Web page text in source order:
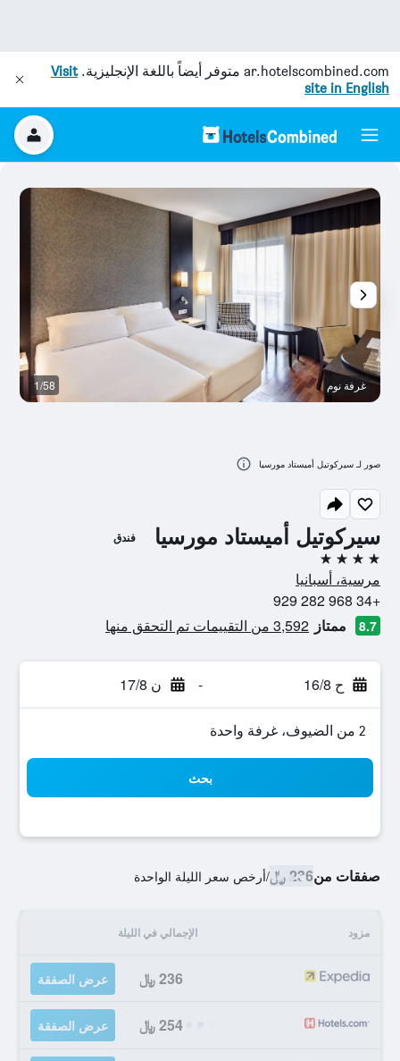
ar.hotelscombined.com متوفر أيضاً باللغة الإنجليزية.Visit
site in English
سيركوتيل أميستاد مورسيا فندق
4 نجوم
مرسية، أسبانيا
+34 968 282 929
8.7 ممتاز 3,592 من التقييمات تم التحقق منها
ح 16/8 - ن 17/8
2 من الضيوف، غرفة واحدة
بحث
صفقات من236 ﷼ /أرخص سعر الليلة الواحدة
مزود الإجمالي في الليلة
236 ﷼ عرض الصفقة
254 ﷼ عرض الصفقة
غرفة نوم 1/58
صور لـ سيركوتيل أميستاد مورسيا